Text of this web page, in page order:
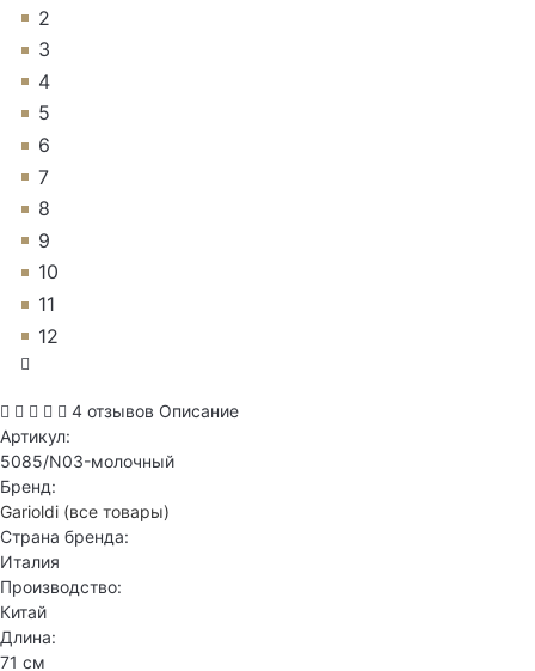
2
3
4
5
6
7
8
9
10
11
12
4 отзывов Описание
Артикул:
5085/N03-молочный
Бренд:
Garioldi (все товары)
Страна бренда:
Италия
Производство:
Китай
Длина:
71 см